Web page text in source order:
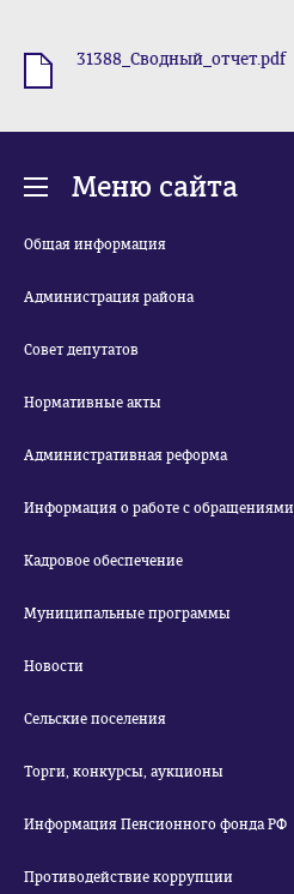
31388_Сводный_отчет.pdf
Меню сайта
Общая информация
Администрация района
Совет депутатов
Нормативные акты
Административная реформа
Информация о работе с обращениями
Кадровое обеспечение
Муниципальные программы
Новости
Сельские поселения
Торги, конкурсы, аукционы
Информация Пенсионного фонда РФ
Противодействие коррупции